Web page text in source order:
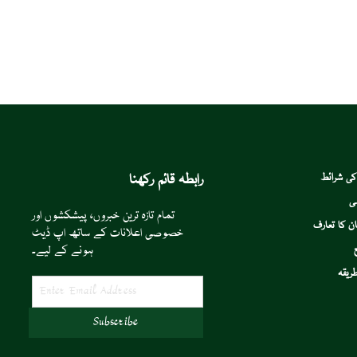
شرائط
کا تعارف
رابطہ قائم رکھنا
تمام تازہ ترین خبروں، پیشکشوں اور
خصوصی اعلانات کے ساتھ اپ ڈیٹ
ہونے کے لیے۔